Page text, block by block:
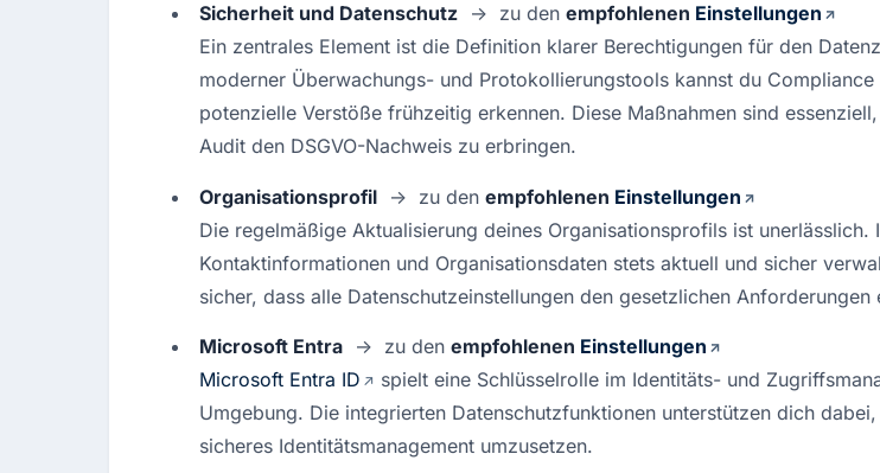
Sicherheit und Datenschutz
  ->  zu den
empfohlenen Einstellungen
Ein zentrales Element ist die Definition klarer Berechtigungen für den
moderner Überwachungs- und Protokollierungstools kannst du Compliance
potenzielle Verstöße frühzeitig erkennen. Diese Maßnahmen sind
Audit den DSGVO-Nachweis zu erbringen.
Organisationsprofil
  ->  zu den
empfohlenen Einstellungen
Die regelmäßige Aktualisierung deines Organisationsprofils ist unerlässlich.
Kontaktinformationen und Organisationsdaten stets aktuell und sicher
sicher, dass alle Datenschutzeinstellungen den gesetzlichen Anforderungen
Microsoft Entra
  ->  zu den
empfohlenen Einstellungen
Microsoft Entra ID
spielt eine Schlüsselrolle im Identitäts- und
Umgebung. Die integrierten Datenschutzfunktionen unterstützen dich
sicheres Identitätsmanagement umzusetzen.